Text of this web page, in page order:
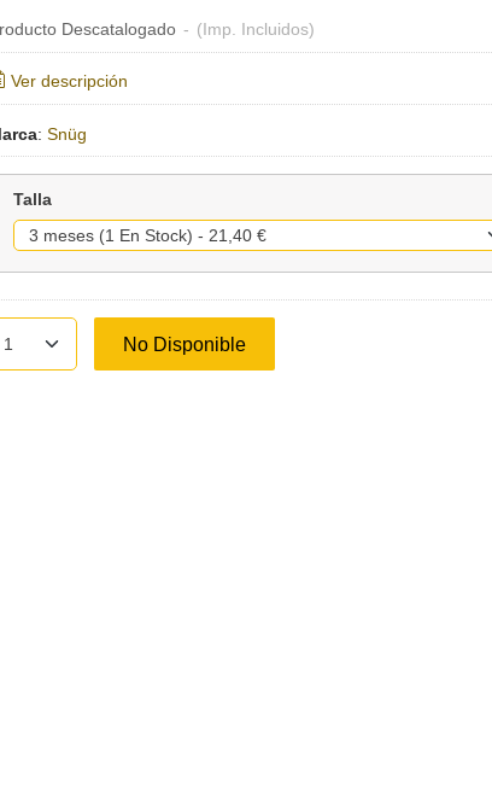
Descatalogado - (Imp. Incluidos)
Ver descripción
: Snüg
Talla
No Disponible